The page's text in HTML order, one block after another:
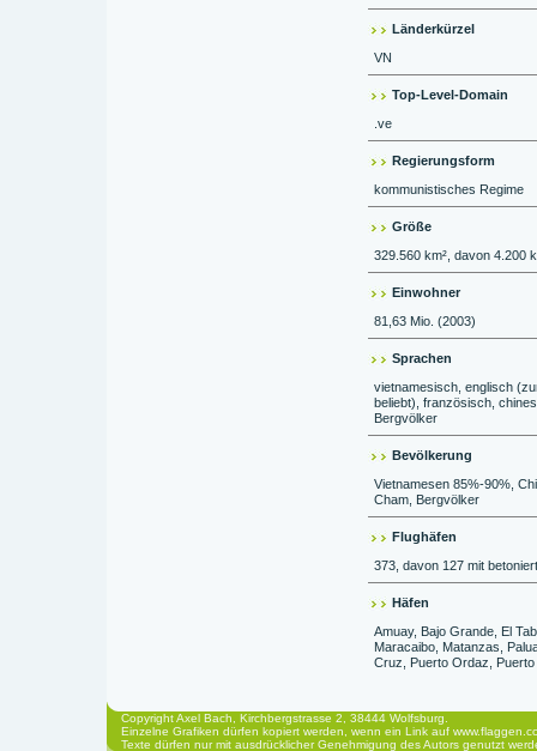
Länderkürzel
VN
Top-Level-Domain
.ve
Regierungsform
kommunistisches Regime
Größe
329.560 km², davon 4.200
Einwohner
81,63 Mio. (2003)
Sprachen
vietnamesisch, englisch
beliebt), französisch,
Bergvölker
Bevölkerung
Vietnamesen 85%-90%,
Cham, Bergvölker
Flughäfen
373, davon 127 mit
Häfen
Amuay, Bajo Grande, El
Maracaibo, Matanzas,
Cruz, Puerto Ordaz,
Copyright Axel Bach, Kirchbergstrasse 2, 38444 Wolfsburg.
Einzelne Grafiken dürfen kopiert werden, wenn ein Link auf
Texte dürfen nur mit ausdrücklicher Genehmigung des Autors genutzt